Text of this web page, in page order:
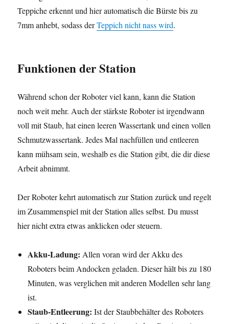
Teppiche erkennt und hier automatisch die Bürste bis zu
7mm anhebt, sodass derTeppich nicht nass wird.
Funktionen der Station
Während schon der Roboter viel kann, kann die Station
noch weit mehr. Auch der stärkste Roboter ist irgendwann
voll mit Staub, hat einen leeren Wassertank und einen vollen
Schmutzwassertank. Jedes Mal nachfüllen und entleeren
kann mühsam sein, weshalb es die Station gibt, die dir diese
Arbeit abnimmt.
Der Roboter kehrt automatisch zur Station zurück und regelt
im Zusammenspiel mit der Station alles selbst. Du musst
hier nicht extra etwas anklicken oder steuern.
Akku-Ladung: Allen voran wird der Akku des
Roboters beim Andocken geladen. Dieser hält bis zu 180
Minuten, was verglichen mit anderen Modellen sehr lang
ist.
Staub-Entleerung: Ist der Staubbehälter des Roboters